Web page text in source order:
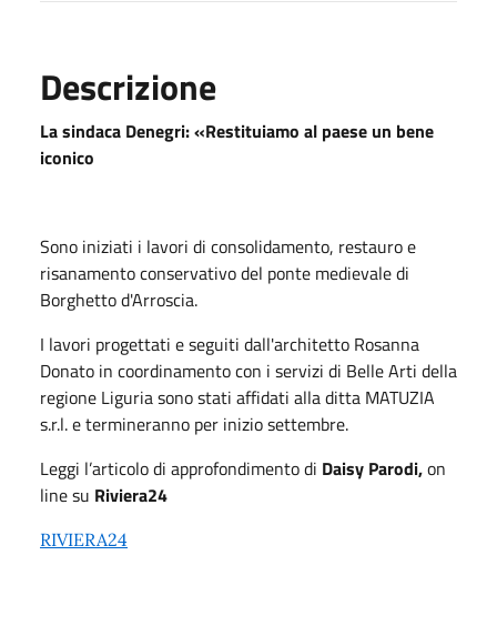
Descrizione
La sindaca Denegri: «Restituiamo al paese un bene
iconico
Sono iniziati i lavori di consolidamento, restauro e
risanamento conservativo del ponte medievale di
Borghetto d'Arroscia.
I lavori progettati e seguiti dall'architetto Rosanna
Donato in coordinamento con i servizi di Belle Arti della
regione Liguria sono stati affidati alla ditta MATUZIA
s.r.l. e termineranno per inizio settembre.
Leggi l’articolo di approfondimento di Daisy Parodi,on
line su Riviera24
RIVIERA24